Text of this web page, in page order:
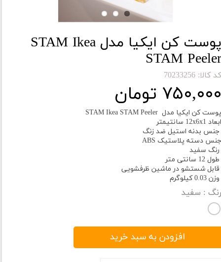
پوست کن ایکیا مدل STAM Ikea
STAM Peeler
کد کالا: 70233256
۷۵۰,۰۰۰ تومان
پوست کن ایکیا مدل STAM Ikea STAM Peeler
ابعاد 12x6x1 سانتیمتر
جنس بدنه استیل ضد زنگ
جنس دسته پلاستیک ABS
رنگ سفید
طول 12 سانتی متر
قابل شستشو در ماشین ظرفشویی
وزن 0.03 کیلوگرم
رنگ : سفید
افزودن به سبد خرید